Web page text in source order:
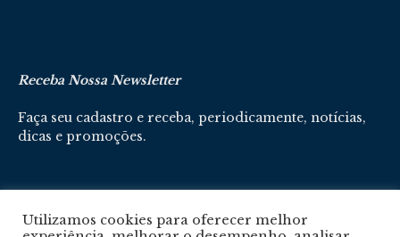
Receba Nossa Newsletter
Faça seu cadastro e receba, periodicamente, notícias,
dicas e promoções.
Cadastre-se aqui
Utilizamos cookies para oferecer melhor